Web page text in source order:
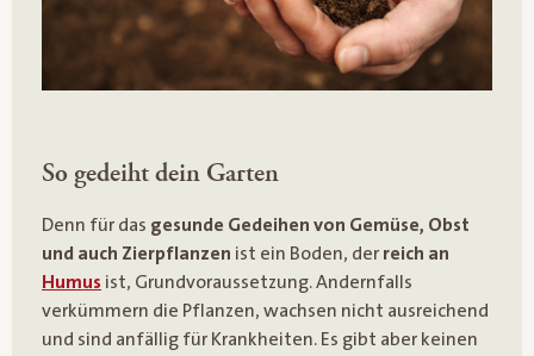
So gedeiht dein Garten
Denn für das gesunde Gedeihen von Gemüse, Obst
und auch Zierpflanzen ist ein Boden, der reich an
Humus ist, Grundvoraussetzung. Andernfalls
verkümmern die Pflanzen, wachsen nicht ausreichend
und sind anfällig für Krankheiten. Es gibt aber keinen